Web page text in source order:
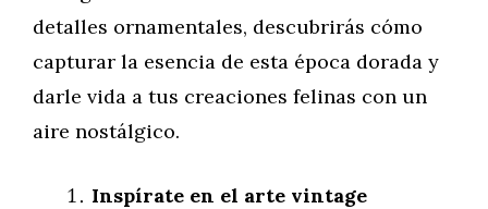
detalles ornamentales, descubrirás cómo
capturar la esencia de esta época dorada y
darle vida a tus creaciones felinas con un
aire nostálgico.
Inspírate en el arte vintage